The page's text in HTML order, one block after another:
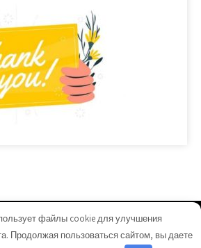
- Работает на WordPress
от Grace Themes
файлы cookie для улучшения
Продолжая пользоваться сайтом, вы даете